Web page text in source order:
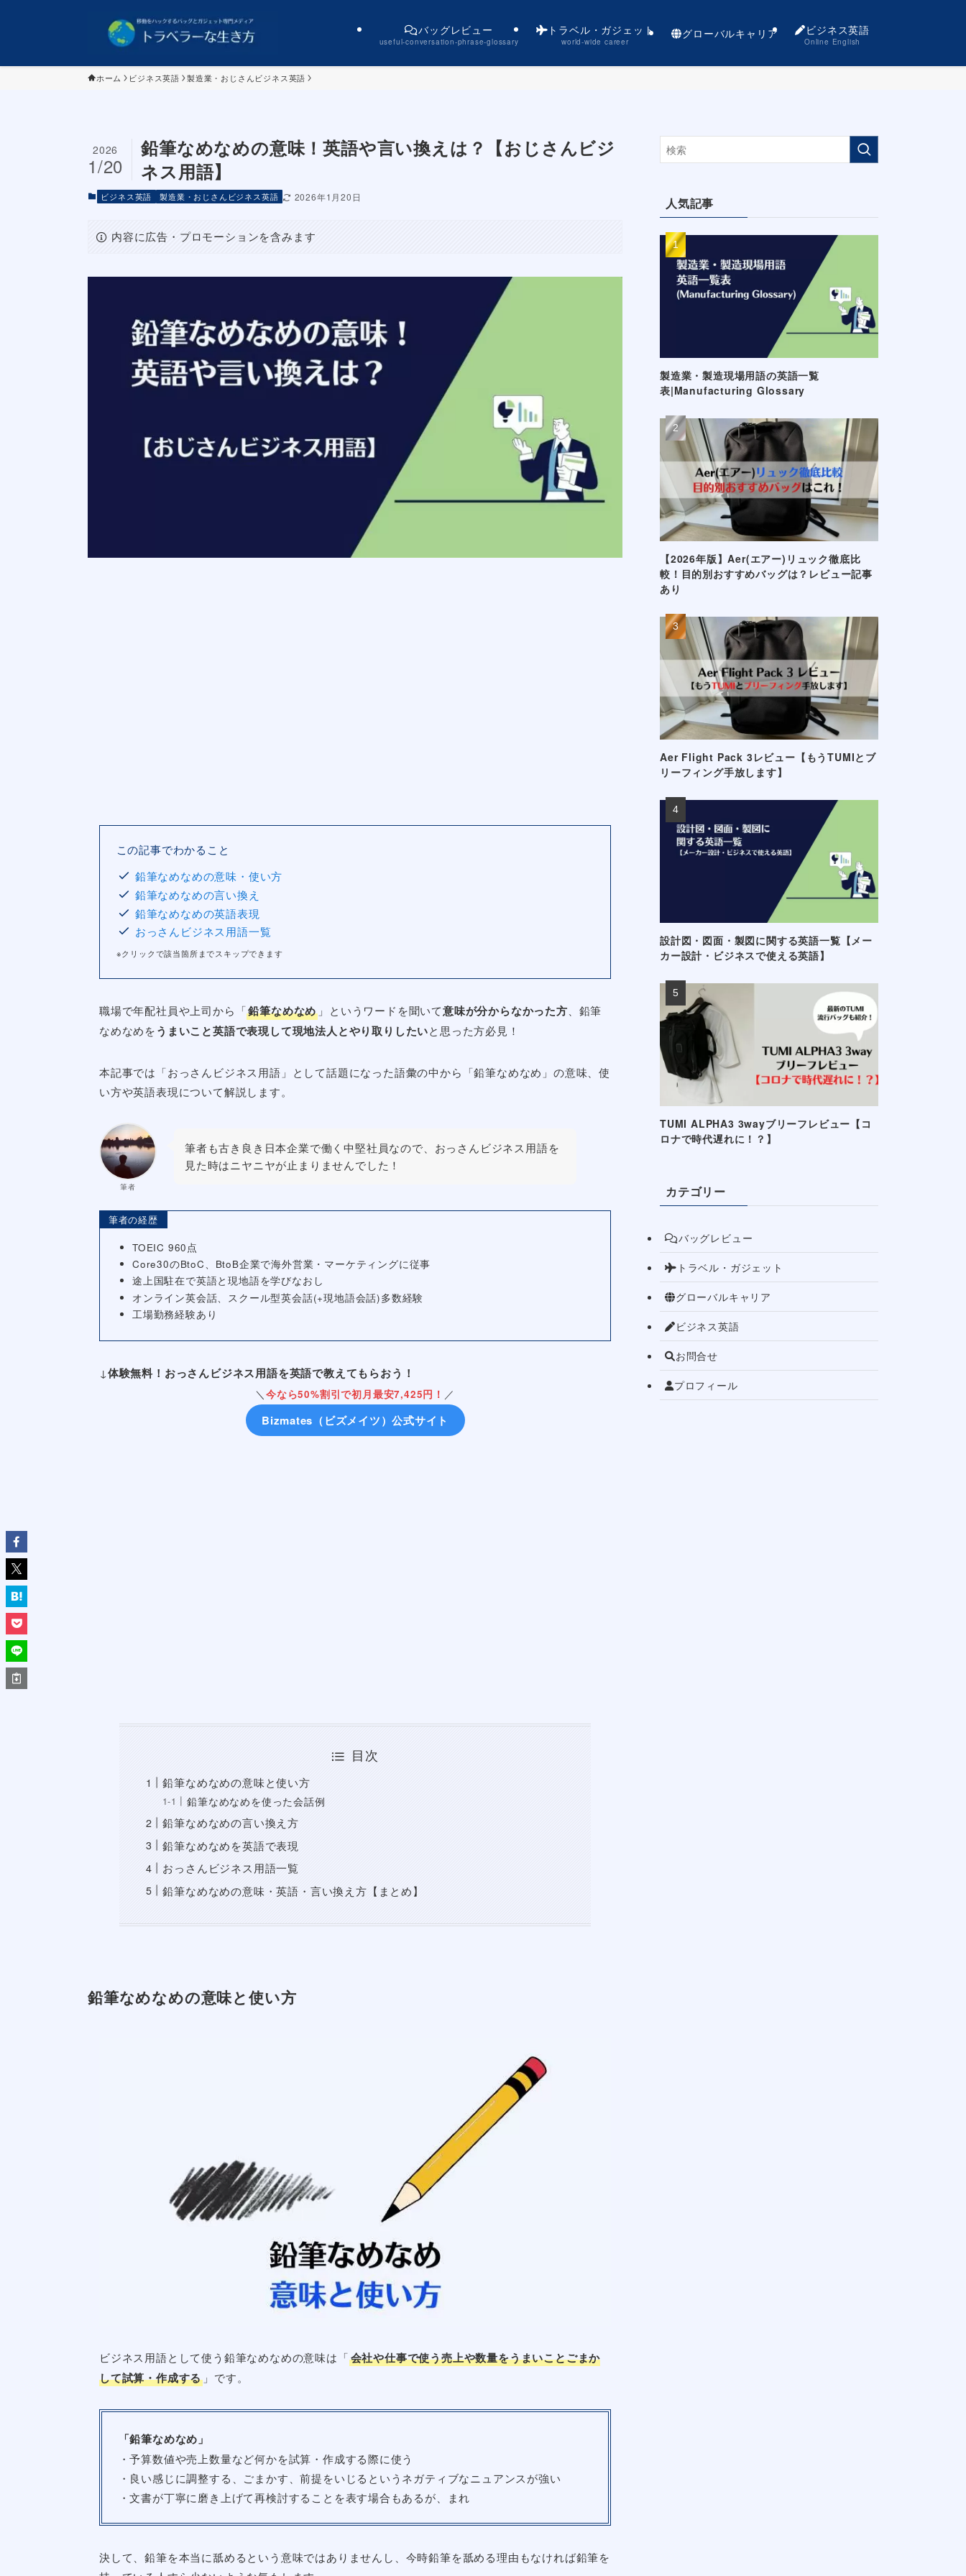
バッグレビュー
useful-conversation-phrase-glossary
トラベル・ガジェット
world-wide career
グローバルキャリア ビジネス英語
Online English
ホーム ビジネス英語 製造業・おじさんビジネス英語
鉛筆なめなめの意味！英語や言い換えは？【おじさんビジ
ネス用語】
2026
1/20
ビジネス英語 製造業・おじさんビジネス英語 2026年1月20日
内容に広告・プロモーションを含みます
この記事でわかること
鉛筆なめなめの意味・使い方
鉛筆なめなめの言い換え
鉛筆なめなめの英語表現
おっさんビジネス用語一覧
※クリックで該当箇所までスキップできます
職場で年配社員や上司から「鉛筆なめなめ 」というワードを聞いて意味が分からなかった方 、鉛筆
なめなめをうまいこと英語で表現して現地法人とやり取りしたいと思った方必見！
本記事では「おっさんビジネス用語」として話題になった語彙の中から「鉛筆なめなめ」の意味、使
い方や英語表現について解説します。
筆者
筆者も古き良き日本企業で働く中堅社員なので、おっさんビジネス用語を
見た時はニヤニヤが止まりませんでした！
筆者の経歴
TOEIC 960点
Core30のBtoC、BtoB企業で海外営業・マーケティングに従事
途上国駐在で英語と現地語を学びなおし
オンライン英会話、スクール型英会話(+現地語会話)多数経験
工場勤務経験あり
↓ 体験無料！おっさんビジネス用語を英語で教えてもらおう！
＼ 今なら50%割引で初月最安7,425円！ ／
Bizmates（ビズメイツ）公式サイト
目次
鉛筆なめなめの意味と使い方
鉛筆なめなめを使った会話例
鉛筆なめなめの言い換え方
鉛筆なめなめを英語で表現
おっさんビジネス用語一覧
鉛筆なめなめの意味・英語・言い換え方【まとめ】
鉛筆なめなめの意味と使い方
ビジネス用語として使う鉛筆なめなめの意味は「会社や仕事で使う売上や数量をうまいことごまか
して試算・作成する 」です。
「鉛筆なめなめ」
・予算数値や売上数量など何かを試算・作成する際に使う
・良い感じに調整する、ごまかす、前提をいじるというネガティブなニュアンスが強い
・文書が丁寧に磨き上げて再検討することを表す場合もあるが、まれ
決して、鉛筆を本当に舐めるという意味ではありませんし、今時鉛筆を舐める理由もなければ鉛筆を
人気記事
製造業・製造現場用語の英語一覧
表|Manufacturing Glossary
【2026年版】Aer(エアー)リュック徹底比
較！目的別おすすめバッグは？レビュー記事
あり
Aer Flight Pack 3レビュー【もうTUMIとブ
リーフィング手放します】
設計図・図面・製図に関する英語一覧【メー
カー設計・ビジネスで使える英語】
TUMI ALPHA3 3wayブリーフレビュー【コ
ロナで時代遅れに！？】
カテゴリー
バッグレビュー
トラベル・ガジェット
グローバルキャリア
ビジネス英語
お問合せ
プロフィール